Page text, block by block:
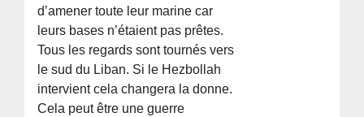
d’amener toute leur marine car
leurs bases n’étaient pas prêtes.
Tous les regards sont tournés vers
le sud du Liban. Si le Hezbollah
intervient cela changera la donne.
Cela peut être une guerre